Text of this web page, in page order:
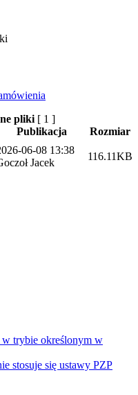
pliki[ 1 ]
Publikacja
Rozmiar
06-08 13:38
Jacek
116.11KB
trybie określonym w
stosuje się ustawy PZP